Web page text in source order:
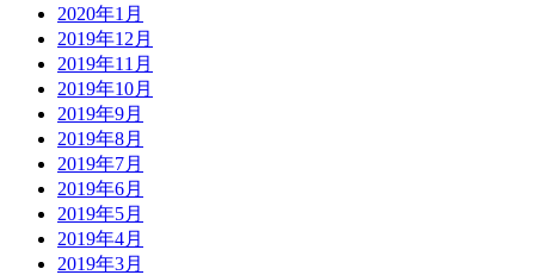
2020年1月
2019年12月
2019年11月
2019年10月
2019年9月
2019年8月
2019年7月
2019年6月
2019年5月
2019年4月
2019年3月